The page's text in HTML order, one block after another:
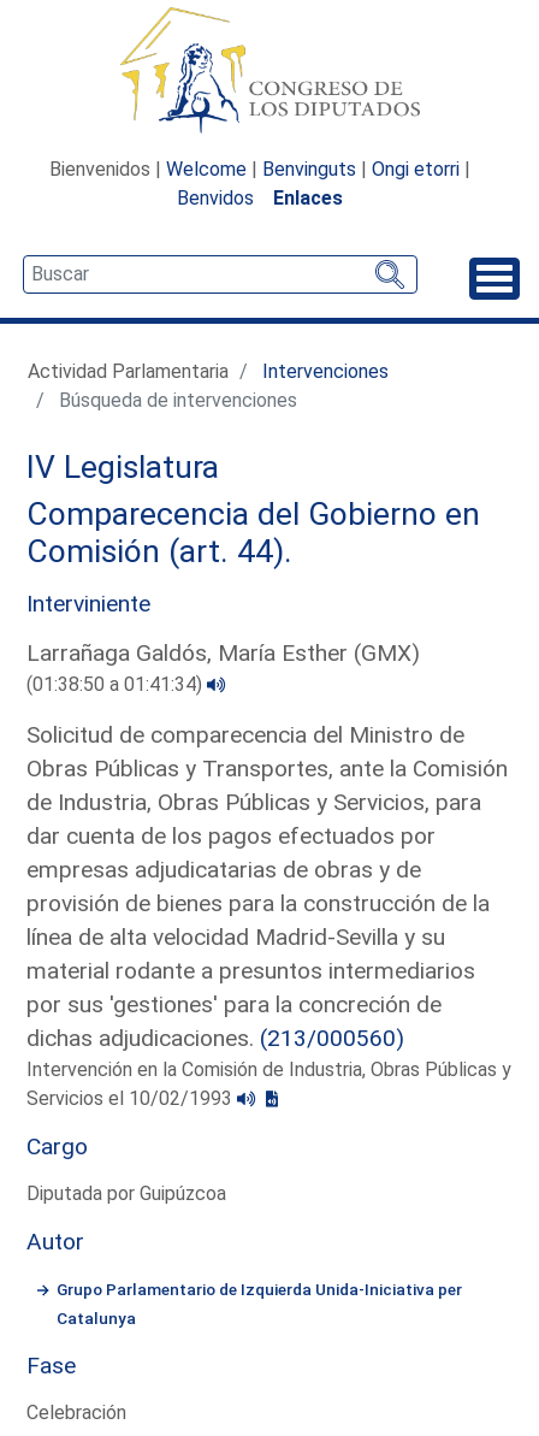
Bienvenidos | Welcome | Benvinguts | Ongi etorri |
Benvidos
Enlaces
Actividad Parlamentaria
Intervenciones
Búsqueda de intervenciones
IV Legislatura
Comparecencia del Gobierno en
Comisión (art. 44).
Interviniente
Larrañaga Galdós, María Esther (GMX)
(01:38:50 a 01:41:34)
Solicitud de comparecencia del Ministro de
Obras Públicas y Transportes, ante la Comisión
de Industria, Obras Públicas y Servicios, para
dar cuenta de los pagos efectuados por
empresas adjudicatarias de obras y de
provisión de bienes para la construcción de la
línea de alta velocidad Madrid-Sevilla y su
material rodante a presuntos intermediarios
por sus 'gestiones' para la concreción de
dichas adjudicaciones. (213/000560)
Intervención en la Comisión de Industria, Obras Públicas y
Servicios el 10/02/1993
Cargo
Diputada por Guipúzcoa
Autor
Grupo Parlamentario de Izquierda Unida-Iniciativa per
Catalunya
Fase
Celebración